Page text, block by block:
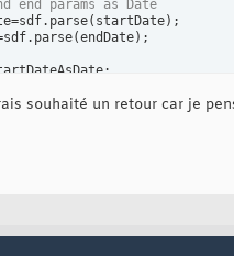
params as Date
( startDate) ;
(endDate) ;
() ;
('M').toInteger()-1;
souhaité un retour car je